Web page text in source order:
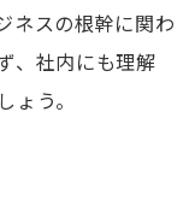
ネスの根幹に関わ
、社内にも理解
ょう。